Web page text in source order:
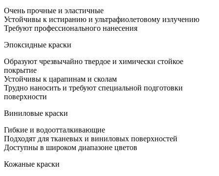
Очень прочные и эластичные
Устойчивы к истиранию и ультрафиолетовому излучению
Требуют профессионального нанесения
Эпоксидные краски
Образуют чрезвычайно твердое и химически стойкое
покрытие
Устойчивы к царапинам и сколам
Трудно наносить и требуют специальной подготовки
поверхности
Виниловые краски
Гибкие и водоотталкивающие
Подходят для тканевых и виниловых поверхностей
Доступны в широком диапазоне цветов
Кожаные краски